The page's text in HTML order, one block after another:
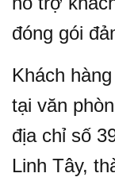
đóng gói
Khách
tại văn
địa chỉ số
Linh Tây,